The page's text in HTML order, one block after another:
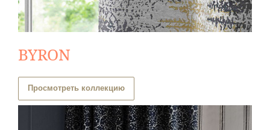
BYRON
Просмотреть коллекцию